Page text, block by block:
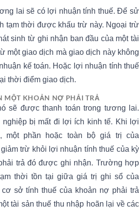
lai sẽ có lợi nhuận tính thuế. Để sử
tạm thời được khấu trừ này. Ngoại trừ
sinh từ ghi nhận ban đầu của một tài
một giao dịch mà giao dịch này không
kế toán. Hoặc lợi nhuận tính thuế
thời điểm giao dịch.
MỘT KHOẢN NỢ PHẢI TRẢ
sẽ được thanh toán trong tương lai.
nghiệp bị mất đi lợi ích kinh tế. Khi lợi
một phần hoặc toàn bộ giá trị của
trừ khỏi lợi nhuận tính thuế của kỳ
trả đó được ghi nhận. Trường hợp
thời tồn tại giữa giá trị ghi sổ của
sở tính thuế của khoản nợ phải trả
tài sản thuế thu nhập hoãn lại về các